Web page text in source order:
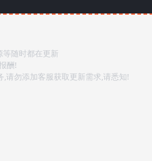
随时都在更新
酬!
请勿添加客服获取更新需求,请悉知!